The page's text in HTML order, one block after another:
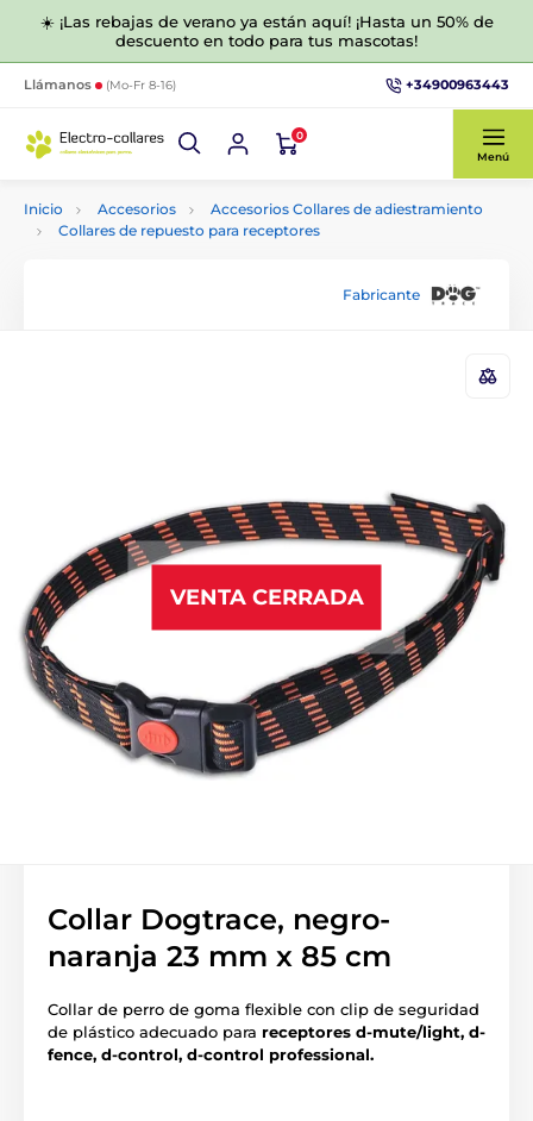
☀️ ¡Las rebajas de verano ya están aquí! ¡Hasta un 50% de
descuento en todo para tus mascotas!
Llámanos (Mo-Fr 8-16) +34900963443
0
Menú
Inicio Accesorios
Accesorios Collares de adiestramiento
Collares de repuesto para receptores
Fabricante
VENTA CERRADA
Collar Dogtrace, negro-
naranja 23 mm x 85 cm
Collar de perro de goma flexible con clip de seguridad
de plástico adecuado para receptores d-mute/light, d-
fence, d-control, d-control professional.